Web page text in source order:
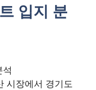
입지 분
시장에서 경기도